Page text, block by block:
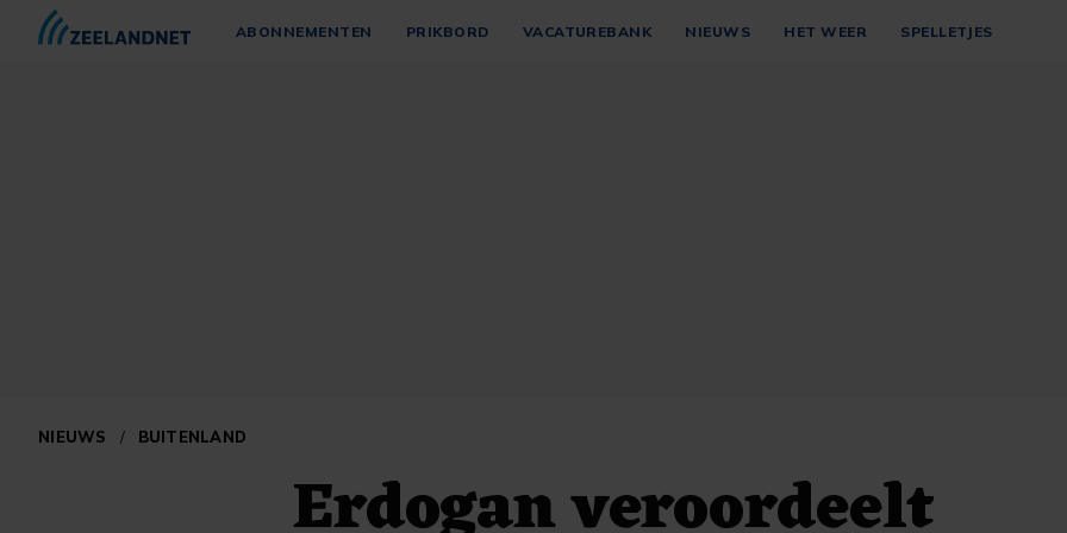
ABONNEMENTEN PRIKBORD VACATUREBANK NIEUWS HET WEER SPELLETJES
NIEUWS / BUITENLAND